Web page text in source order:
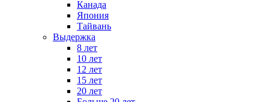
Канада
Япония
Тайвань
Выдержка
8 лет
10 лет
12 лет
15 лет
20 лет